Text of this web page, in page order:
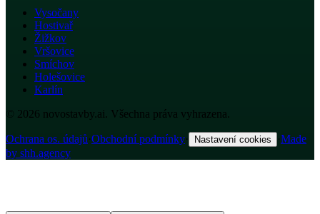
Vysočany
Hostivař
Žižkov
Vršovice
Smíchov
Holešovice
Karlín
© 2026 novostavby.ai. Všechna práva vyhrazena.
Ochrana os. údajů·Obchodní podmínky· Nastavení cookies ·Made
by shh.agency